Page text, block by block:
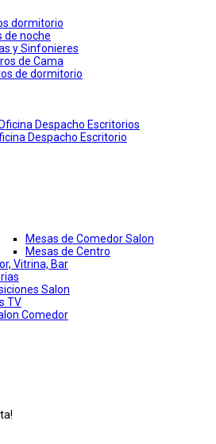
dormitorio
de noche
y Sinfonieres
de Cama
de dormitorio
Despacho Escritorios
Despacho Escritorio
Mesas de Comedor Salon
Mesas de Centro
Vitrina, Bar
Salon
TV
Comedor